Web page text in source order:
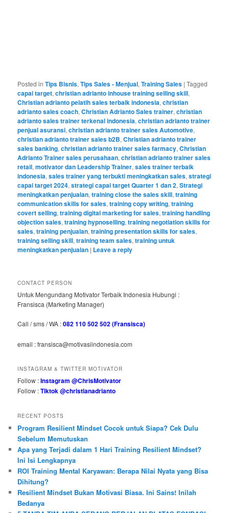
Posted in Tips Bisnis,Tips Sales - Menjual,Training Sales |Tagged
capai target,christian adrianto inhouse training selling skill,
Christian adrianto pelatih sales terbaik indonesia,christian
adrianto sales coach,Christian Adrianto Sales trainer,christian
adrianto sales trainer terkenal indonesia,christian adrianto trainer
penjual asuransi,christian adrianto trainer sales Automotive,
christian adrianto trainer sales b2B,Christian adrianto trainer
sales banking,christian adrianto trainer sales farmacy,Christian
Adrianto Trainer sales perusahaan,christian adrianto trainer sales
retail,motivator dan Leadership Trainer,sales trainer terbaik
indonesia,sales trainer yang terbukti meningkatkan sales,strategi
capai target 2024,strategi capai target Quarter 1 dan 2,Strategi
meningkatkan penjualan,training close the sales skill,training
communication skills for sales,training copy writing,training
covert selling,training digital marketing for sales,training handling
objection sales,training hypnoselling,training negotiation skills for
sales,training penjualan,training presentation skills for sales,
training selling skill,training team sales,training untuk
meningkatkan penjualan | Leave a reply
CONTACT PERSON
Untuk Mengundang Motivator Terbaik Indonesia Hubungi :
Fransisca (Marketing Manager)
Call / sms / WA :082 110 502 502 (Fransisca)
email : fransisca@motivasiindonesia.com
INSTAGRAM & TWITTER MOTIVATOR
Follow :Instagram @ChrisMotivator
Follow :Tiktok @christianadrianto
RECENT POSTS
Program Resilient Mindset Cocok untuk Siapa? Cek Dulu
Sebelum Memutuskan
Apa yang Terjadi dalam 1 Hari Training Resilient Mindset?
Ini Isi Lengkapnya
ROI Training Mental Karyawan: Berapa Nilai Nyata yang Bisa
Dihitung?
Resilient Mindset Bukan Motivasi Biasa. Ini Sains! Inilah
Bedanya